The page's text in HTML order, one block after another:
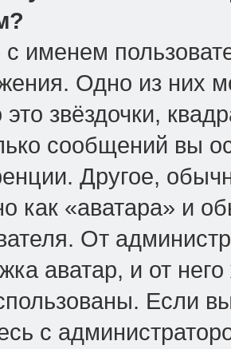
именем
Одно из них
звёздочки,
сообщений вы
Другое,
как «аватара» и
От
аватар, и от
Если
с